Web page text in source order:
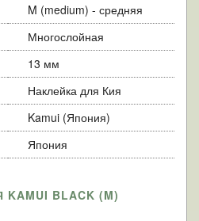
M (medium) - средняя
Многослойная
13 мм
Наклейка для Кия
Kamui (Япония)
Япония
BLACK (M)